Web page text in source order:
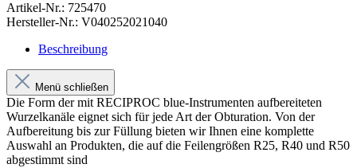
Artikel-Nr.: 725470
Hersteller-Nr.: V040252021040
Beschreibung
Menü schließen
Die Form der mit RECIPROC blue-Instrumenten aufbereiteten
Wurzelkanäle eignet sich für jede Art der Obturation. Von der
Aufbereitung bis zur Füllung bieten wir Ihnen eine komplette
Auswahl an Produkten, die auf die Feilengrößen R25, R40 und R50
abgestimmt sind